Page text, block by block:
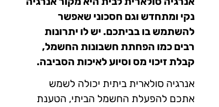
נקי ומתחדש וגם חסכוני שאפשר
להשתמש בו בביתכם. יש לו יתרונות
רבים כמו הפחתת חשבונות החשמל,
קבלת זיכוי מס וסיוע לאיכות הסביבה.
אנרגיה סולארית ביתית יכולה לשמש
אתכם להפעלת החשמל הביתי, הטענת